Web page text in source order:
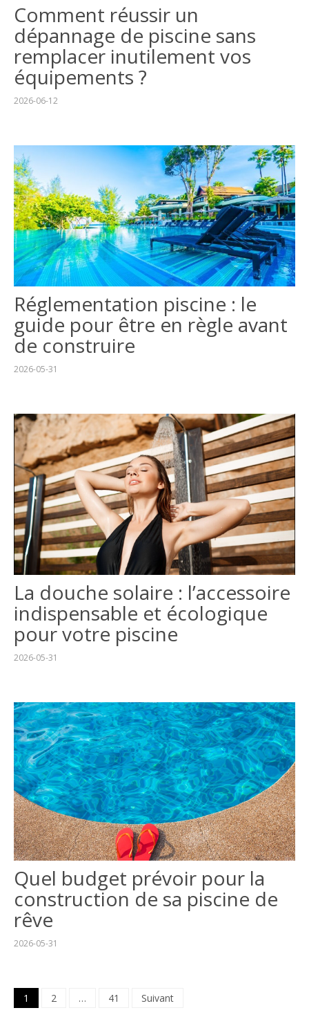
Comment réussir un
dépannage de piscine sans
remplacer inutilement vos
équipements ?
2026-06-12
Réglementation piscine : le
guide pour être en règle avant
de construire
2026-05-31
La douche solaire : l’accessoire
indispensable et écologique
pour votre piscine
2026-05-31
Quel budget prévoir pour la
construction de sa piscine de
rêve
2026-05-31
Pagination
1 2 … 41 Suivant